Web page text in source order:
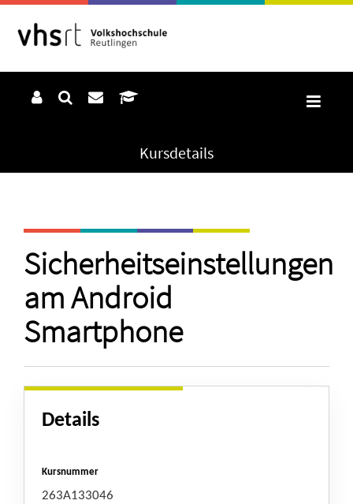
Kursdetails
Sicherheitseinstellungen
am Android
Smartphone
Details
Kursnummer
263A133046